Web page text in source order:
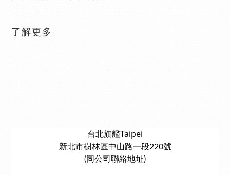
了解更多
台北旗艦Taipei
新北市樹林區中山路一段220號
(同公司聯絡地址)